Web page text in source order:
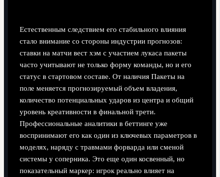
Естественным следствием его стабильного влияния
стало внимание со стороны индустрии прогнозов:
ставки на матчи вест хэм с участием лукаса пакеты
часто учитывают не только форму команды, но и его
статус в стартовом составе. От наличия Пакеты на
поле меняется прогнозируемый объем владения,
количество потенциальных ударов из центра и общий
уровень креативности в финальной трети.
Профессиональные аналитики в беттинге уже
воспринимают его как один из ключевых параметров в
моделях, наряду с травмами форварда или сменой
системы у соперника. Это еще один косвенный, но
показательный маркер: игрок реально влияет на